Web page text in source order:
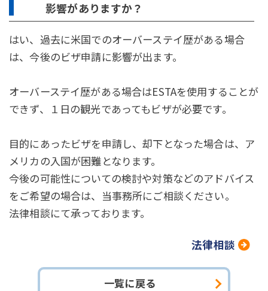
影響がありますか？
はい、過去に米国でのオーバーステイ歴がある場合
は、今後のビザ申請に影響が出ます。
オーバーステイ歴がある場合はESTAを使用することが
できず、１日の観光であってもビザが必要です。
目的にあったビザを申請し、却下となった場合は、ア
メリカの入国が困難となります。
今後の可能性についての検討や対策などのアドバイス
をご希望の場合は、当事務所にご相談ください。
法律相談にて承っております。
法律相談
一覧に戻る